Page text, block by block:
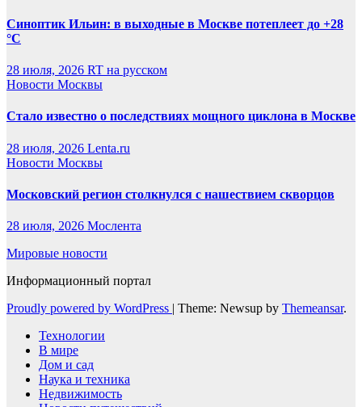
Синоптик Ильин: в выходные в Москве потеплеет до +28
°C
28 июля, 2026 RT на русском
Новости Москвы
Стало известно о последствиях мощного циклона в Москве
28 июля, 2026 Lenta.ru
Новости Москвы
Московский регион столкнулся с нашествием скворцов
28 июля, 2026 Мослента
Мировые новости
Информационный портал
Proudly powered by WordPress | Theme: Newsup by Themeansar.
Технологии
В мире
Дом и сад
Наука и техника
Недвижимость